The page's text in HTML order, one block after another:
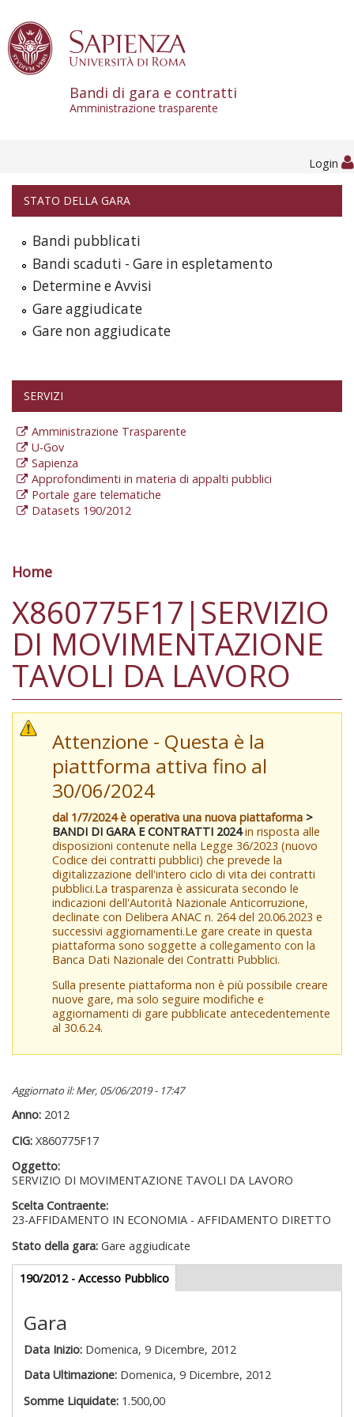
Bandi di gara e contratti
Amministrazione trasparente
Login
STATO DELLA GARA
Bandi pubblicati
Bandi scaduti - Gare in espletamento
Determine e Avvisi
Gare aggiudicate
Gare non aggiudicate
SERVIZI
Amministrazione Trasparente
U-Gov
Sapienza
Approfondimenti in materia di appalti pubblici
Portale gare telematiche
Datasets 190/2012
Tu sei qui
Home
X860775F17|SERVIZIO
DI MOVIMENTAZIONE
TAVOLI DA LAVORO
Attenzione - Questa è la
piattforma attiva fino al
30/06/2024
dal 1/7/2024 è operativa una nuova piattaforma >
BANDI DI GARA E CONTRATTI 2024in risposta alle
disposizioni contenute nella Legge 36/2023 (nuovo
Codice dei contratti pubblici) che prevede la
digitalizzazione dell'intero ciclo di vita dei contratti
pubblici.La trasparenza è assicurata secondo le
indicazioni dell'Autorità Nazionale Anticorruzione,
declinate con Delibera ANAC n. 264 del 20.06.2023 e
successivi aggiornamenti.Le gare create in questa
piattaforma sono soggette a collegamento con la
Banca Dati Nazionale dei Contratti Pubblici.
Sulla presente piattaforma non è più possibile creare
nuove gare, ma solo seguire modifiche e
aggiornamenti di gare pubblicate antecedentemente
al 30.6.24.
Aggiornato il: Mer, 05/06/2019 - 17:47
Anno: 2012
CIG: X860775F17
Oggetto:
SERVIZIO DI MOVIMENTAZIONE TAVOLI DA LAVORO
Scelta Contraente:
23-AFFIDAMENTO IN ECONOMIA - AFFIDAMENTO DIRETTO
Stato della gara: Gare aggiudicate
Gare appalti
190/2012 - Accesso Pubblico(scheda
attiva)
Gara
Data Inizio: Domenica, 9 Dicembre, 2012
Data Ultimazione: Domenica, 9 Dicembre, 2012
Somme Liquidate: 1.500,00